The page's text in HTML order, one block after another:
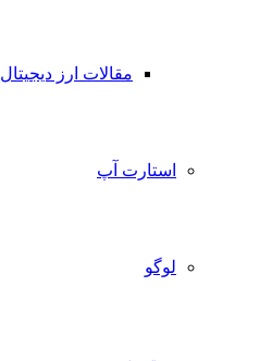
مقالات ارز دیجیتال
استارت آپ
لوگو